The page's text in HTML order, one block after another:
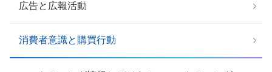
広告と広報活動
消費者意識と購買行動